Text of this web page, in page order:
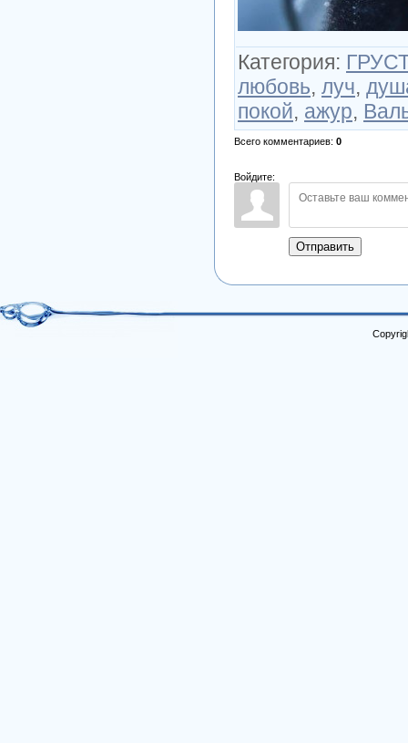
Категория:
любовь, луч,
покой, ажур,
Всего комментариев: 0
Войдите:
Отправить